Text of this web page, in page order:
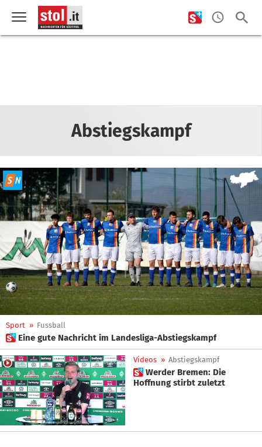
Abstiegskampf
Sport » Fussball
 Eine gute Nachricht im Landesliga-Abstiegskampf
Videos » Abstiegskampf
 Werder Bremen: Die
Hoffnung stirbt zuletzt